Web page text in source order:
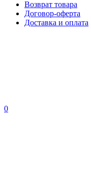
Возврат товара
Договор-оферта
Доставка и оплата
0